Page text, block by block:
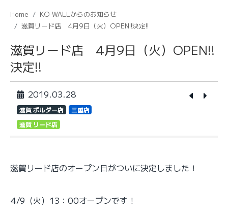
Home
KO-WALLからのお知らせ
滋賀リード店 4月9日（火）OPEN!!決定!!
滋賀リード店 4月9日（火）OPEN!!
決定!!
2019.03.28
滋賀 ボルダー店
三重店
滋賀 リード店
滋賀リード店のオープン日がついに決定しました！
4/9（火）13：00オープンです！